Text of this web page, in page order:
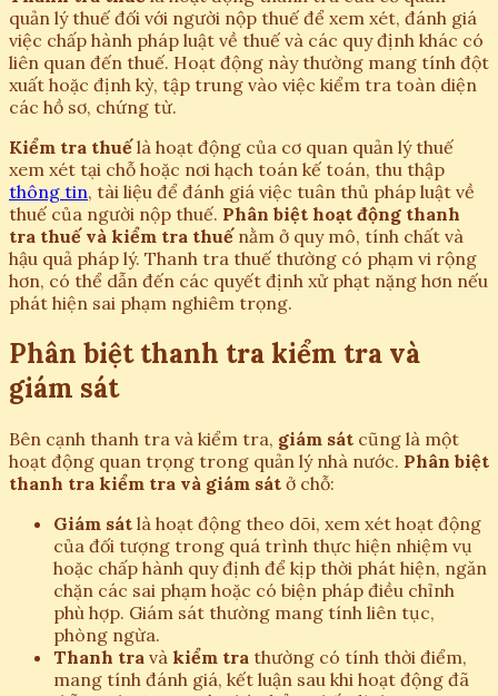
quản lý thuế đối với người nộp thuế để xem xét, đánh giá
việc chấp hành pháp luật về thuế và các quy định khác có
liên quan đến thuế. Hoạt động này thường mang tính đột
xuất hoặc định kỳ, tập trung vào việc kiểm tra toàn diện
các hồ sơ, chứng từ.
Kiểm tra thuếlà hoạt động của cơ quan quản lý thuế
xem xét tại chỗ hoặc nơi hạch toán kế toán, thu thập
thông tin, tài liệu để đánh giá việc tuân thủ pháp luật về
thuế của người nộp thuế. Phân biệt hoạt động thanh
tra thuế và kiểm tra thuếnằm ở quy mô, tính chất và
hậu quả pháp lý. Thanh tra thuế thường có phạm vi rộng
hơn, có thể dẫn đến các quyết định xử phạt nặng hơn nếu
phát hiện sai phạm nghiêm trọng.
Phân biệt thanh tra kiểm tra và
giám sát
Bên cạnh thanh tra và kiểm tra, giám sát cũng là một
hoạt động quan trọng trong quản lý nhà nước. Phân biệt
thanh tra kiểm tra và giám sát ở chỗ:
Giám sát là hoạt động theo dõi, xem xét hoạt động
của đối tượng trong quá trình thực hiện nhiệm vụ
hoặc chấp hành quy định để kịp thời phát hiện, ngăn
chặn các sai phạm hoặc có biện pháp điều chỉnh
phù hợp. Giám sát thường mang tính liên tục,
phòng ngừa.
Thanh tra và kiểm tra thường có tính thời điểm,
mang tính đánh giá, kết luận sau khi hoạt động đã